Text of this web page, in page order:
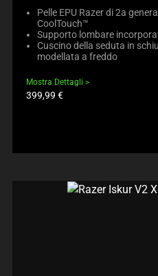
Pelle EPU Razer di 2a
CoolTouch™
Supporto lombare
Cuscino della seduta in
modellata a freddo
Mostra Dettagli
Prezzo
prodotto:
399,99 €